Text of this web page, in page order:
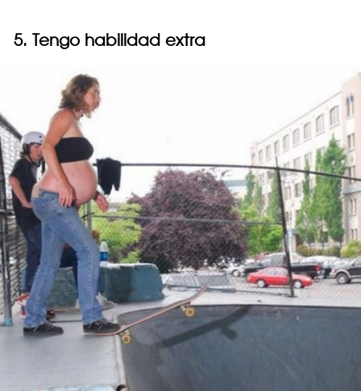
5. Tengo habilidad extra